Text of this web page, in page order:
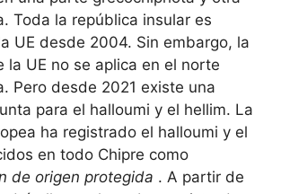
Toda la república insular es
UE desde 2004. Sin embargo, la
la UE no se aplica en el norte
Pero desde 2021 existe una
para el halloumi y el hellim. La
ha registrado el halloumi y el
en todo Chipre como
de origen protegida . A partir de